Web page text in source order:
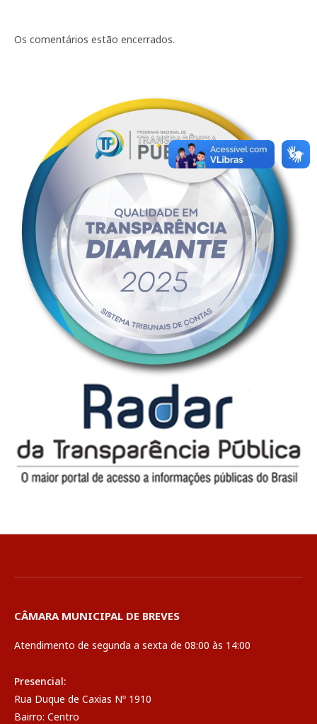
Os comentários estão encerrados.
CÂMARA MUNICIPAL DE BREVES
Atendimento de segunda a sexta de 08:00 às 14:00
Presencial:
Rua Duque de Caxias Nº 1910
Bairro: Centro